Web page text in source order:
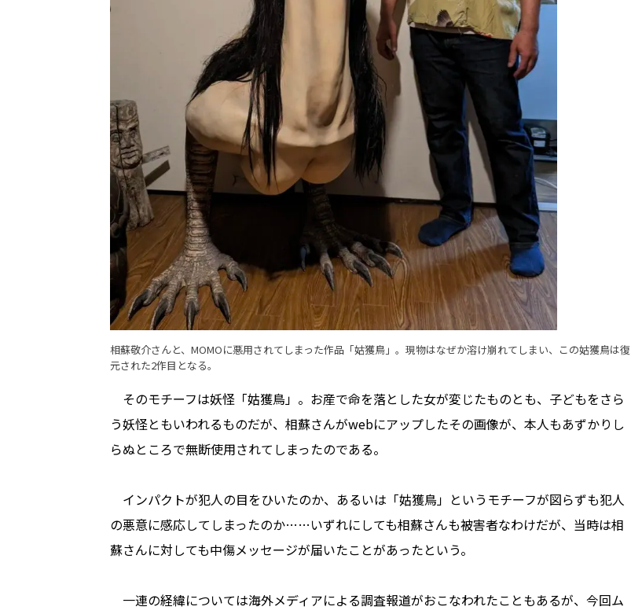
相蘇敬介さんと、MOMOに悪用されてしまった作品「姑獲鳥」。現物はなぜか溶け崩れてしまい、この姑獲鳥は復
元された2作目となる。
そのモチーフは妖怪「姑獲鳥」。お産で命を落とした女が変じたものとも、子どもをさら
う妖怪ともいわれるものだが、相蘇さんがwebにアップしたその画像が、本人もあずかりし
らぬところで無断使用されてしまったのである。
インパクトが犯人の目をひいたのか、あるいは「姑獲鳥」というモチーフが図らずも犯人
の悪意に感応してしまったのか……いずれにしても相蘇さんも被害者なわけだが、当時は相
蘇さんに対しても中傷メッセージが届いたことがあったという。
一連の経緯については海外メディアによる調査報道がおこなわれたこともあるが、今回ム